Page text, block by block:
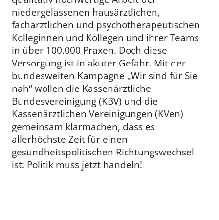
niedergelassenen hausärztlichen,
fachärztlichen und psychotherapeutischen
Kolleginnen und Kollegen und ihrer Teams
in über 100.000 Praxen. Doch diese
Versorgung ist in akuter Gefahr. Mit der
bundesweiten Kampagne „Wir sind für Sie
nah“ wollen die Kassenärztliche
Bundesvereinigung (KBV) und die
Kassenärztlichen Vereinigungen (KVen)
gemeinsam klarmachen, dass es
allerhöchste Zeit für einen
gesundheitspolitischen Richtungswechsel
ist: Politik muss jetzt handeln!